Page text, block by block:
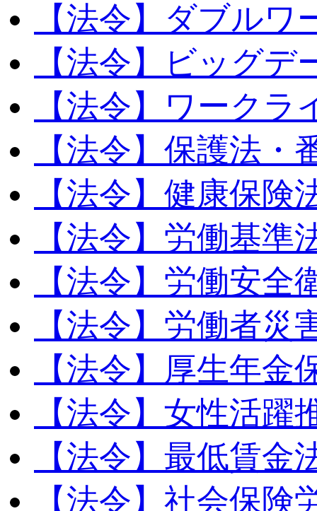
【法令】ダブルワ
【法令】ビッグデ
【法令】ワークラ
【法令】保護法・
【法令】健康保険
【法令】労働基準
【法令】労働安全
【法令】労働者災
【法令】厚生年金
【法令】女性活躍
【法令】最低賃金
【法令】社会保険